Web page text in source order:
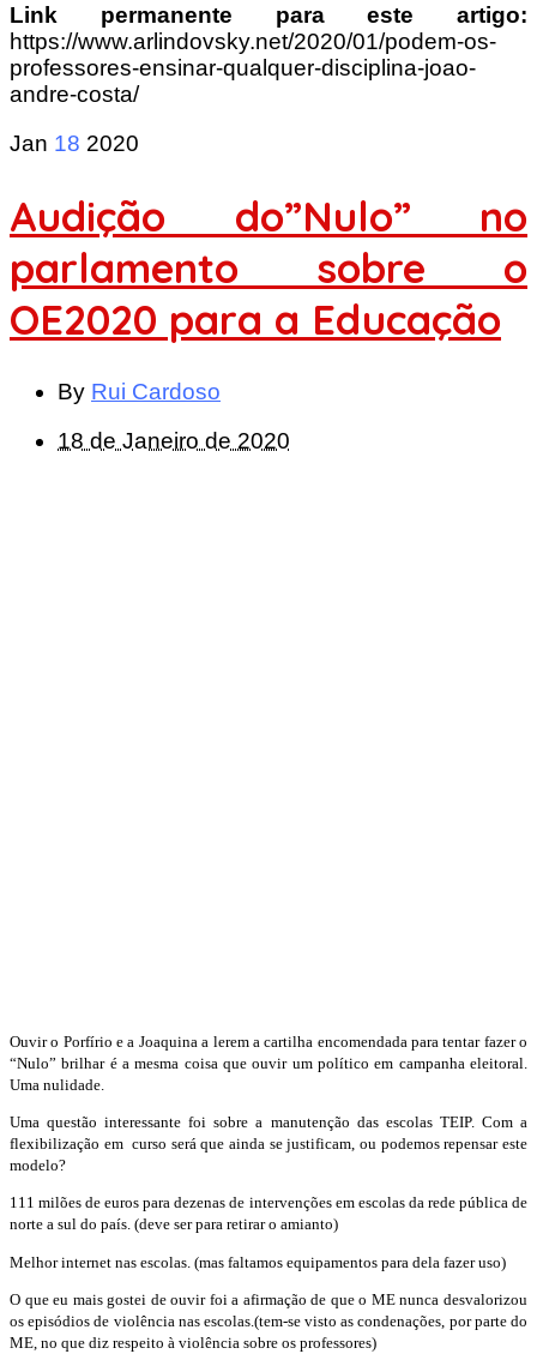
Link permanente para este artigo:
https://www.arlindovsky.net/2020/01/podem-os-
professores-ensinar-qualquer-disciplina-joao-
andre-costa/
Jan 18 2020
Audição do”Nulo” no
parlamento sobre o
OE2020 para a Educação
By Rui Cardoso
18 de Janeiro de 2020
Ouvir o Porfírio e a Joaquina a lerem a cartilha encomendada para tentar fazer o
“Nulo” brilhar é a mesma coisa que ouvir um político em campanha eleitoral.
Uma nulidade.
Uma questão interessante foi sobre a manutenção das escolas TEIP. Com a
flexibilização em curso será que ainda se justificam, ou podemos repensar este
modelo?
111 milões de euros para dezenas de intervenções em escolas da rede pública de
norte a sul do país. (deve ser para retirar o amianto)
Melhor internet nas escolas. (mas faltamos equipamentos para dela fazer uso)
O que eu mais gostei de ouvir foi a afirmação de que o ME nunca desvalorizou
os episódios de violência nas escolas.(tem-se visto as condenações, por parte do
ME, no que diz respeito à violência sobre os professores)